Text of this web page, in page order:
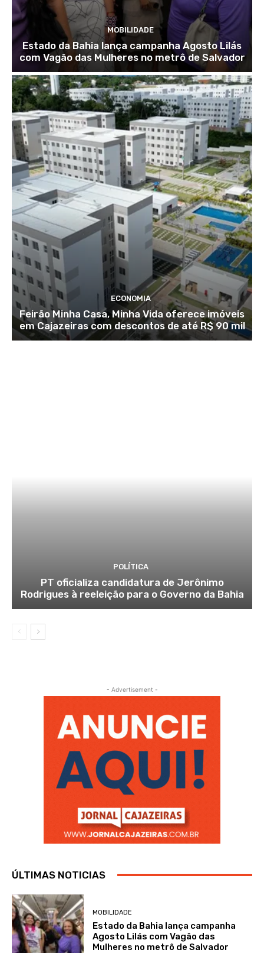
MOBILIDADE
Estado da Bahia lança campanha Agosto Lilás
com Vagão das Mulheres no metrô de Salvador
ECONOMIA
Feirão Minha Casa, Minha Vida oferece imóveis
em Cajazeiras com descontos de até R$ 90 mil
POLÍTICA
PT oficializa candidatura de Jerônimo
Rodrigues à reeleição para o Governo da Bahia
- Advertisement -
ÚLTIMAS NOTICIAS
MOBILIDADE
Estado da Bahia lança campanha
Agosto Lilás com Vagão das
Mulheres no metrô de Salvador